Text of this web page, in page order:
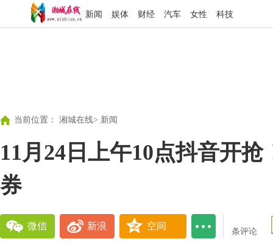
新闻 娱体 财经 汽车 女性 科技
当前位置： 湘城在线> 新闻
11月24日上午10点抖音开
券
微信 新浪 空间
条评论